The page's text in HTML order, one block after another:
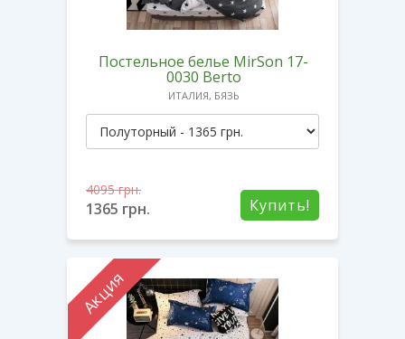
Постельное белье MirSon 17-
0030 Berto
ИТАЛИЯ, БЯЗЬ
Купить!
4095грн.
1365 грн.
Акция